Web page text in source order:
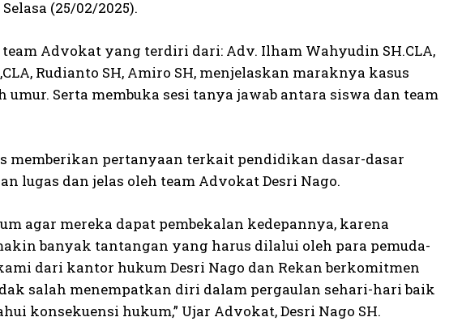
(25/02/2025).
team Advokat yang terdiri dari: Adv. Ilham Wahyudin SH.CLA,
Rudianto SH, Amiro SH, menjelaskan maraknya kasus
Serta membuka sesi tanya jawab antara siswa dan team
memberikan pertanyaan terkait pendidikan dasar-dasar
lugas dan jelas oleh team Advokat Desri Nago.
agar mereka dapat pembekalan kedepannya, karena
banyak tantangan yang harus dilalui oleh para pemuda-
dari kantor hukum Desri Nago dan Rekan berkomitmen
salah menempatkan diri dalam pergaulan sehari-hari baik
konsekuensi hukum,” Ujar Advokat, Desri Nago SH.